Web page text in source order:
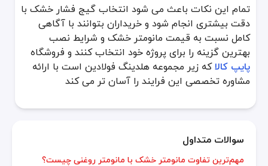
تمام این نکات باعث می شود انتخاب گیج فشار خشک با
دقت بیشتری انجام شود و خریداران بتوانند با آگاهی
کامل نسبت به قیمت مانومتر خشک و شرایط نصب
بهترین گزینه را برای پروژه خود انتخاب کنند و فروشگاه
پایپ کالاکه زیر مجموعه هلدینگ فولادین است با ارائه
مشاوره تخصصی این فرایند را آسان تر می کند
سوالات متداول
مهم‌ترین تفاوت مانومتر خشک با مانومتر روغنی چیست؟